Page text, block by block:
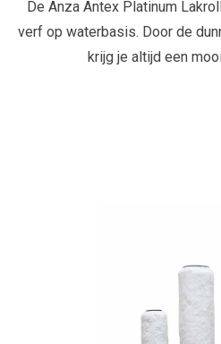
De Anza Antex Platinum
verf op waterbasis. Door de
krijg je altijd een